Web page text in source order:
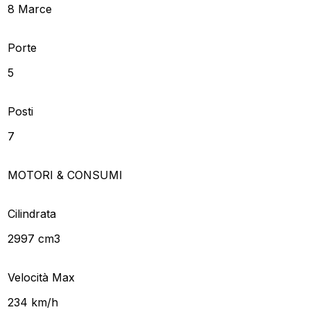
8 Marce
Porte
5
Posti
7
MOTORI & CONSUMI
Cilindrata
2997 cm3
Velocità Max
234 km/h